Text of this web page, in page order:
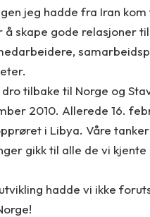
jeg hadde fra Iran
å skape gode relasjoner
dro tilbake til Norge og
2010. Allerede 16.
i Libya. Våre
gikk til alle de vi kjente
hadde vi ikke